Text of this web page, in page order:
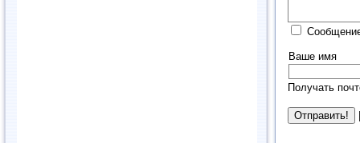
Ваше имя
Получать